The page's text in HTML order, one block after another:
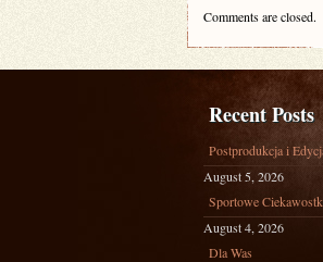
Comments are closed.
Recent Posts
Postprodukcja i
August 5, 2026
Sportowe
August 4, 2026
Dla Was